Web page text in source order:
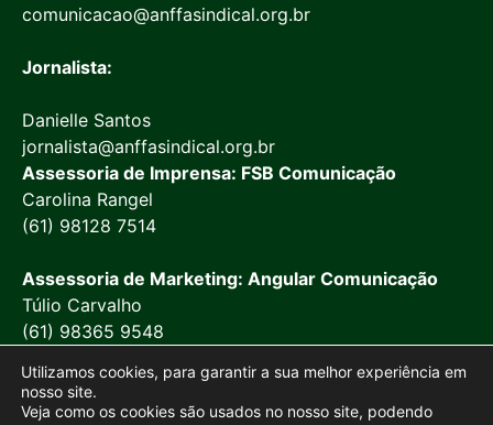
comunicacao@anffasindical.org.br
Jornalista:
Danielle Santos
jornalista@anffasindical.org.br
Assessoria de Imprensa: FSB Comunicação
Carolina Rangel
(61) 98128 7514
Assessoria de Marketing: Angular Comunicação
Túlio Carvalho
(61) 98365 9548
Utilizamos cookies, para garantir a sua melhor experiência em
nosso site.
Veja como os cookies são usados no nosso site, podendo